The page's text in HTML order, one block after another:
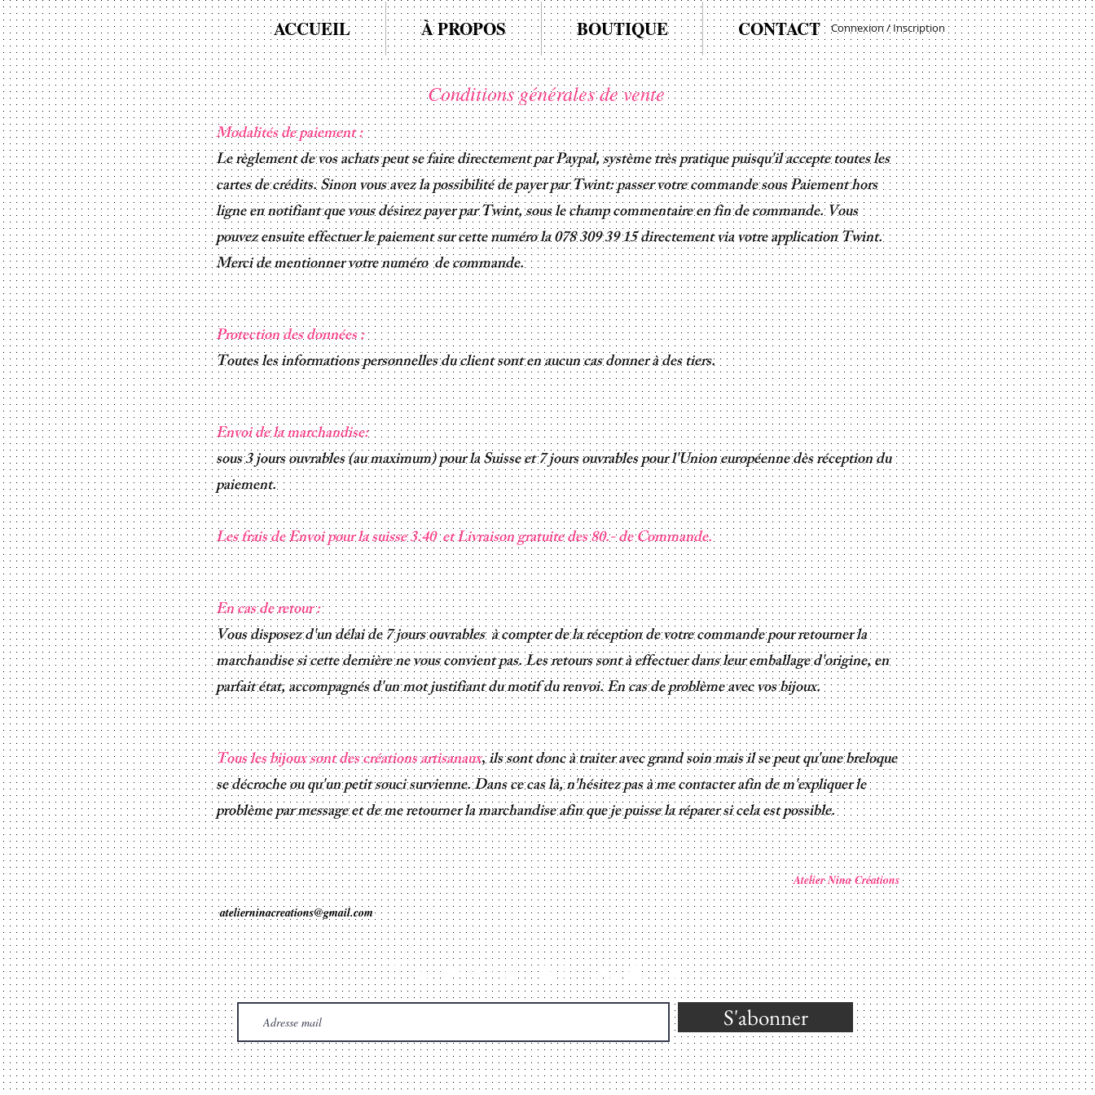
ACCUEIL À PROPOS BOUTIQUE CONTACT Connexion / Inscription
Conditions générales de vente
Modalités de paiement :
Le règlement de vos achats peut se faire directement par Paypal, système très pratique puisqu'il accepte toutes les
cartes de crédits. Sinon vous avez la possibilité de payerpar Twint: passer votre commande sous Paiement hors
ligne en notifiant que vous désirez payer par Twint, sous le champ commentaire en fin de commande. Vous
pouvez ensuite effectuer le paiement sur cette numéro la 078 309 39 15 directement via votre application Twint.
Merci de mentionner votre numéro de commande.
Protection des données :
Toutes les informations personnelles du client sont en aucun cas donner à des tiers.
Envoi de la marchandise:
sous 3 jours ouvrables (au maximum) pour la Suisse et 7 jours ouvrables pour l'Union européenne dès réception du
paiement.
Les frais de Envoi pour la suisse 3.40 et Livraison gratuite des 80.- de Commande.
En cas de retour :
Vous disposez d'un délai de 7 jours ouvrables à compter de la réception de votre commande pour retourner la
marchandise si cette dernière ne vous convient pas. Les retours sont à effectuer dans leur emballage d'origine, en
parfait état, accompagnés d'un mot justifiant du motif du renvoi. En cas de problème avec vos bijoux.
Tous les bijoux sont des créations artisanaux,ils sont donc à traiter avec grand soin mais il se peut qu'une breloque
se décroche ou qu'un petit souci survienne. Dans ce cas là, n'hésitez pas à me contacter afin de m'expliquer le
problème par message et de me retourner la marchandise afin que je puisse la réparer si cela est possible.
Atelier Nina Créations
atelierninacreations@gmail.com
Inscrivez-vous à la newsletter!
S'abonner